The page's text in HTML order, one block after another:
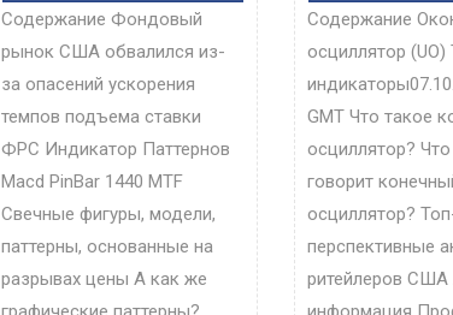
Содержание Фондовый
рынок США обвалился из-
за опасений ускорения
темпов подъема ставки
ФРС Индикатор Паттернов
Macd PinBar 1440 MTF
Свечные фигуры, модели,
паттерны, основанные на
разрывах цены А как же
Содержание
осциллятор (UO)
GMT Что такое
осциллятор?
говорит
осциллятор?
перспективные
ритейлеров США